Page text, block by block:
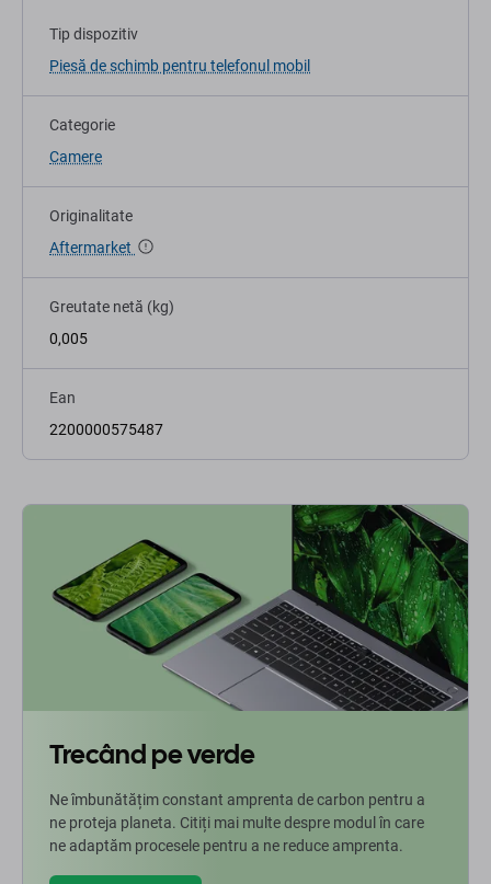
Tip dispozitiv
Piesă de schimb pentru telefonul mobil
Categorie
Camere
Originalitate
Aftermarket
Greutate netă (kg)
0,005
Ean
2200000575487
Trecând pe verde
Ne îmbunătățim constant amprenta de carbon pentru a
ne proteja planeta. Citiți mai multe despre modul în care
ne adaptăm procesele pentru a ne reduce amprenta.